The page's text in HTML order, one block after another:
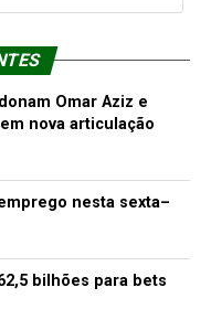
Omar Aziz e
nova articulação
nesta sexta–
bilhões para bets